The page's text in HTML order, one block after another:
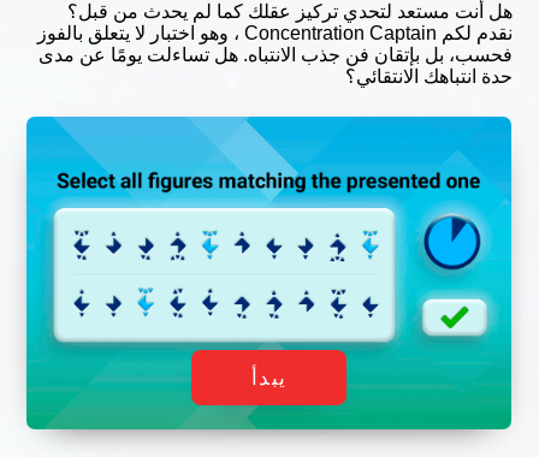
هل أنت مستعد لتحدي تركيز عقلك كما لم يحدث من قبل؟
نقدم لكم Concentration Captain ، وهو اختبار لا يتعلق بالفوز
فحسب، بل بإتقان فن جذب الانتباه. هل تساءلت يومًا عن مدى
حدة انتباهك الانتقائي؟
يبدأ